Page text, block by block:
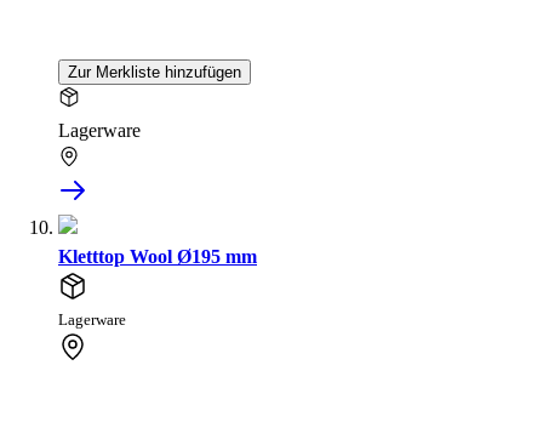
Zur Merkliste hinzufügen
Lagerware
Kletttop Wool Ø195 mm
Lagerware